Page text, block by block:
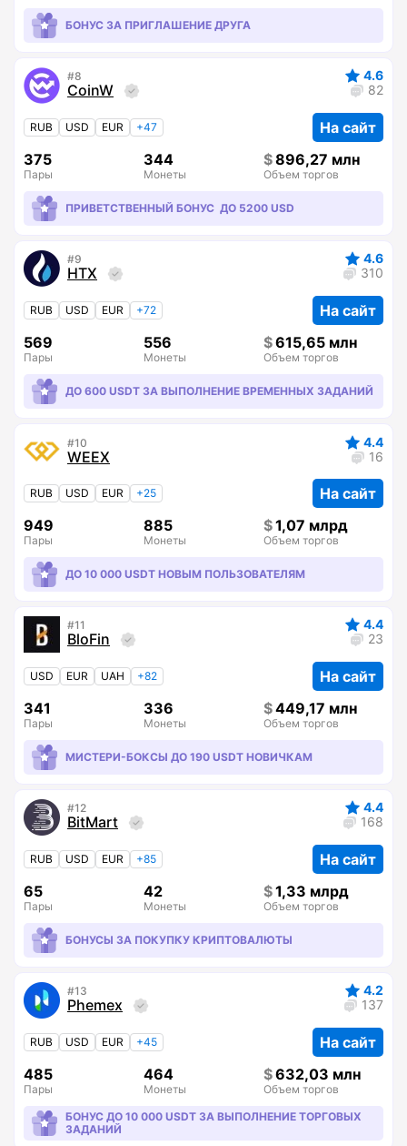
БОНУС ЗА ПРИГЛАШЕНИЕ ДРУГА
8
CoinW
4.6
82
RUB USD EUR +47
На сайт
375
Пары
344
Монеты
896,27 млн
Объем торгов
ПРИВЕТСТВЕННЫЙ БОНУС ДО 5200 USD
9
HTX
4.6
310
RUB USD EUR +72
На сайт
569
Пары
556
Монеты
615,65 млн
Объем торгов
ДО 600 USDT ЗА ВЫПОЛНЕНИЕ ВРЕМЕННЫХ ЗАДАНИЙ
10
WEEX
4.4
16
RUB USD EUR +25
На сайт
949
Пары
885
Монеты
1,07 млрд
Объем торгов
ДО 10 000 USDT НОВЫМ ПОЛЬЗОВАТЕЛЯМ
11
BloFin
4.4
23
USD EUR UAH +82
На сайт
341
Пары
336
Монеты
449,17 млн
Объем торгов
МИСТЕРИ-БОКСЫ ДО 190 USDT НОВИЧКАМ
12
BitMart
4.4
168
RUB USD EUR +85
На сайт
65
Пары
42
Монеты
1,33 млрд
Объем торгов
БОНУСЫ ЗА ПОКУПКУ КРИПТОВАЛЮТЫ
13
Phemex
4.2
137
RUB USD EUR +45
На сайт
485
Пары
464
Монеты
632,03 млн
Объем торгов
БОНУС ДО 10 000 USDT ЗА ВЫПОЛНЕНИЕ ТОРГОВЫХ
ЗАДАНИЙ